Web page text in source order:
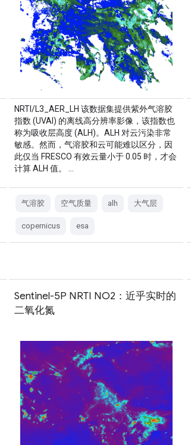
NRTI/L3_AER_LH 该数据集提供紫外气溶胶
指数 (UVAI) 的离线高分辨率影像，该指数也
称为吸收层高度 (ALH)。ALH 对云污染非常
敏感。然而，气溶胶和云可能难以区分，因
此仅当 FRESCO 有效云量小于 0.05 时，才会
计算 ALH 值。 …
气溶胶 空气质量 alh 大气层
copernicus esa
Sentinel-5P NRTI NO2：近乎实时的
二氧化氮